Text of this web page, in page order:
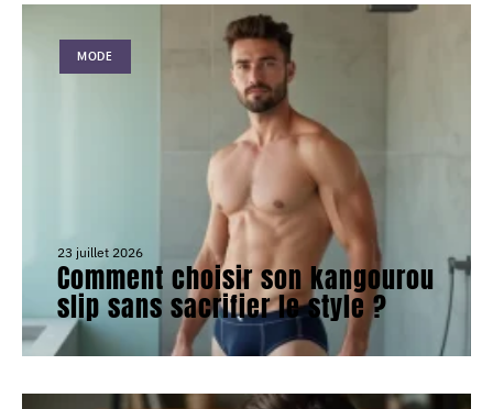
MODE
23 juillet 2026
Comment choisir son kangourou
slip sans sacrifier le style ?